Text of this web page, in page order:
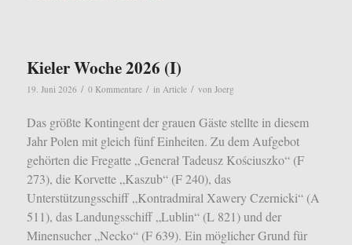
Kieler Woche 2026 (I)
19. Juni 2026 / 0 Kommentare / in Article / von Joerg
Das größte Kontingent der grauen Gäste stellte in diesem
Jahr Polen mit gleich fünf Einheiten. Zu dem Aufgebot
gehörten die Fregatte „Generał Tadeusz Kościuszko“ (F
273), die Korvette „Kaszub“ (F 240), das
Unterstützungsschiff „Kontradmiral Xawery Czernicki“ (A
511), das Landungsschiff „Lublin“ (L 821) und der
Minensucher „Necko“ (F 639). Ein möglicher Grund für